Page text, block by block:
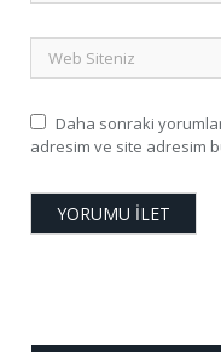
Daha sonraki
adresim ve site adresim